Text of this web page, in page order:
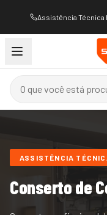
Assistência Técnica
ASSISTÊNCIA
Conserto de